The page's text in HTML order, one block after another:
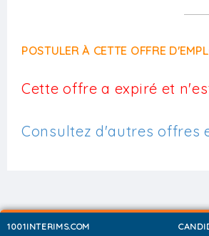
POSTULER À CETTE OFFRE
Cette offre a expiré et
Consultez d'autres offres
1001INTERIMS.COM